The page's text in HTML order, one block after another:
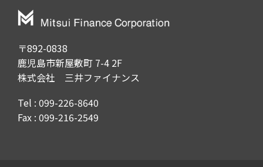
〒892-0838
鹿児島市新屋敷町 7-4 2F
株式会社 三井ファイナンス
Tel : 099-226-8640
Fax : 099-216-2549